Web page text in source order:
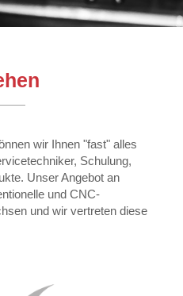
wir Ihnen "fast" alles
Schulung,
Unser Angebot an
und CNC-
und wir vertreten diese